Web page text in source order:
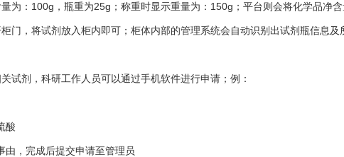
：100g，瓶重为25g；称重时显示重量为：150g；平台则会将化学品净含
，将试剂放入柜内即可；柜体内部的管理系统会自动识别出试剂瓶信息及
剂，科研工作人员可以通过手机软件进行申请；例：
酸
，完成后提交申请至管理员